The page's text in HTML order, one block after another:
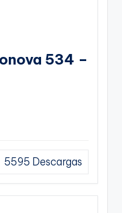
534 –
5595 Descargas